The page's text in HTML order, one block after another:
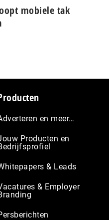
mobiele tak
en meer…
Producten en
& Leads
& Employer